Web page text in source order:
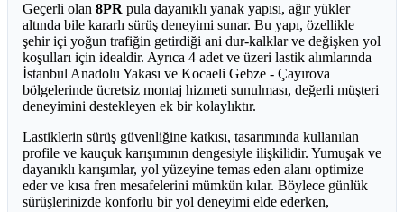
Geçerli olan 8PR pula dayanıklı yanak yapısı, ağır yükler
altında bile kararlı sürüş deneyimi sunar. Bu yapı, özellikle
şehir içi yoğun trafiğin getirdiği ani dur-kalklar ve değişken yol
koşulları için idealdir. Ayrıca 4 adet ve üzeri lastik alımlarında
İstanbul Anadolu Yakası ve Kocaeli Gebze - Çayırova
bölgelerinde ücretsiz montaj hizmeti sunulması, değerli müşteri
deneyimini destekleyen ek bir kolaylıktır.
Lastiklerin sürüş güvenliğine katkısı, tasarımında kullanılan
profile ve kauçuk karışımının dengesiyle ilişkilidir. Yumuşak ve
dayanıklı karışımlar, yol yüzeyine temas eden alanı optimize
eder ve kısa fren mesafelerini mümkün kılar. Böylece günlük
sürüşlerinizde konforlu bir yol deneyimi elde ederken,